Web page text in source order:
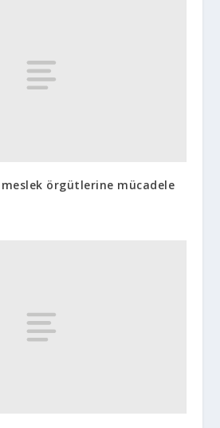
meslek örgütlerine mücadele